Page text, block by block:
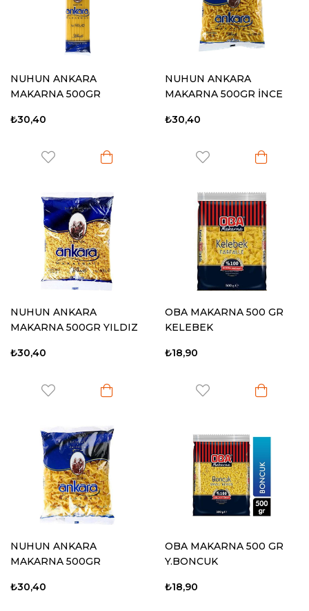
NUHUN ANKARA
MAKARNA 500GR
₺30,40
NUHUN ANKARA
MAKARNA 500GR İNCE
₺30,40
NUHUN ANKARA
MAKARNA 500GR YILDIZ
₺30,40
OBA MAKARNA 500 GR
KELEBEK
₺18,90
NUHUN ANKARA
MAKARNA 500GR
₺30,40
OBA MAKARNA 500 GR
Y.BONCUK
₺18,90